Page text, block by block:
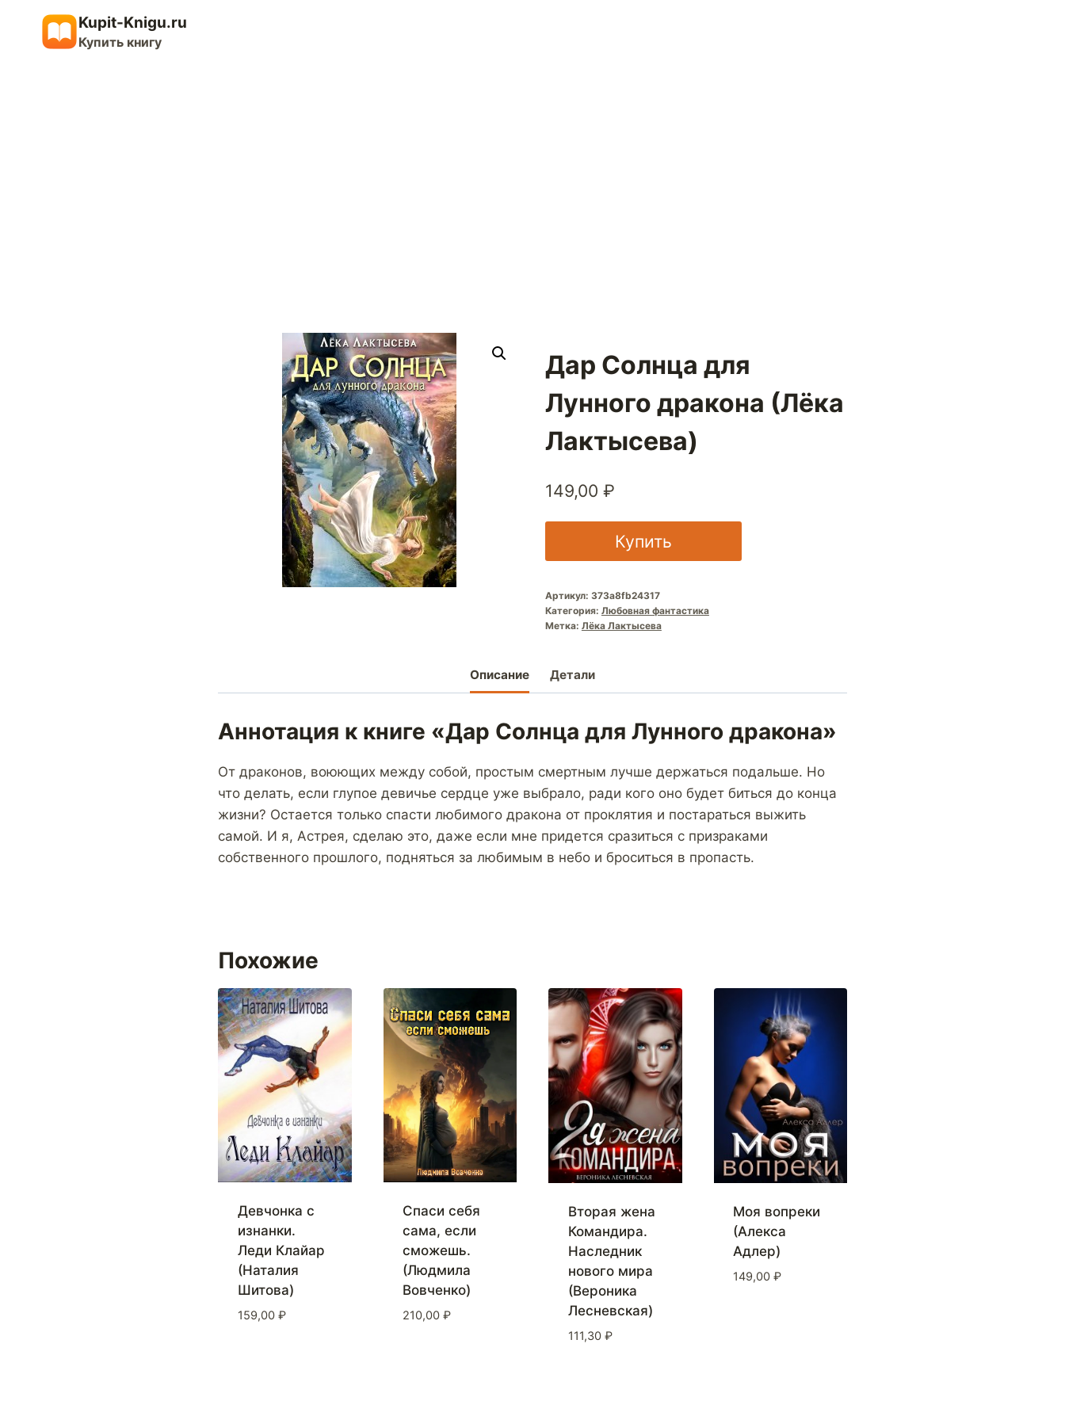
содержимому
Kupit-Knigu.ru
Купить книгу
Дар Солнца для
Лунного дракона (Лёка
Лактысева)
149,00 ₽
Купить
Артикул: 373a8fb24317
Категория: Любовная фантастика
Метка: Лёка Лактысева
Описание Детали
Аннотация к книге «Дар Солнца для Лунного дракона»
От драконов, воюющих между собой, простым смертным лучше держаться подальше. Но
что делать, если глупое девичье сердце уже выбрало, ради кого оно будет биться до конца
жизни? Остается только спасти любимого дракона от проклятия и постараться выжить
самой. И я, Астрея, сделаю это, даже если мне придется сразиться с призраками
собственного прошлого, подняться за любимым в небо и броситься в пропасть.
Похожие
Девчонка с
изнанки.
Леди Клайар
(Наталия
Шитова)
159,00 ₽
Спаси себя
сама, если
сможешь.
(Людмила
Вовченко)
210,00 ₽
Вторая жена
Командира.
Наследник
нового мира
(Вероника
Лесневская)
111,30 ₽
Моя вопреки
(Алекса
Адлер)
149,00 ₽